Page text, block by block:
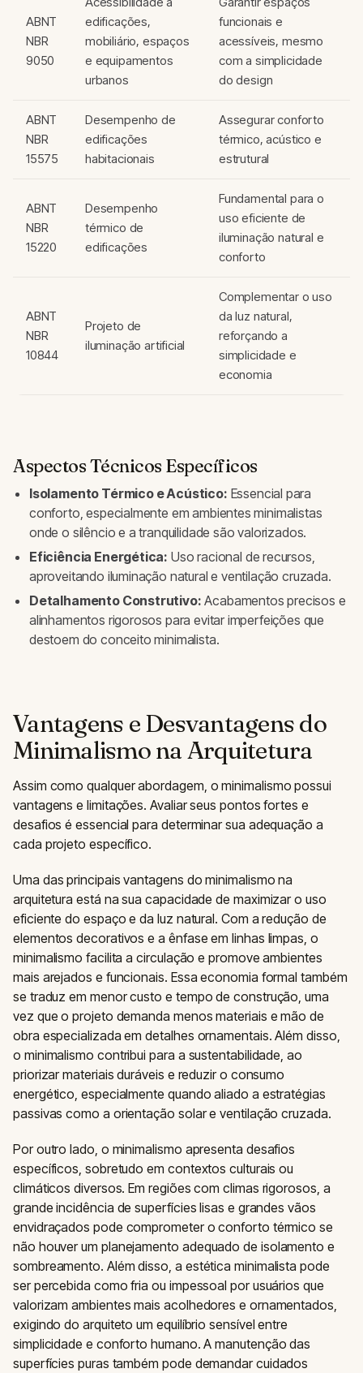
ABNT
NBR
9050
edificações,
mobiliário, espaços
e equipamentos
urbanos
funcionais e
acessíveis, mesmo
com a simplicidade
do design
ABNT
NBR
15575
Desempenho de
edificações
habitacionais
Assegurar conforto
térmico, acústico e
estrutural
ABNT
NBR
15220
Desempenho
térmico de
edificações
Fundamental para o
uso eficiente de
iluminação natural e
conforto
ABNT
NBR
10844
Projeto de
iluminação artificial
Complementar o uso
da luz natural,
reforçando a
simplicidade e
economia
Aspectos Técnicos Específicos
Isolamento Térmico e Acústico: Essencial para
conforto, especialmente em ambientes minimalistas
onde o silêncio e a tranquilidade são valorizados.
Eficiência Energética: Uso racional de recursos,
aproveitando iluminação natural e ventilação cruzada.
Detalhamento Construtivo: Acabamentos precisos e
alinhamentos rigorosos para evitar imperfeições que
destoem do conceito minimalista.
Vantagens e Desvantagens do
Minimalismo na Arquitetura
Assim como qualquer abordagem, o minimalismo possui
vantagens e limitações. Avaliar seus pontos fortes e
desafios é essencial para determinar sua adequação a
cada projeto específico.
Uma das principais vantagens do minimalismo na
arquitetura está na sua capacidade de maximizar o uso
eficiente do espaço e da luz natural. Com a redução de
elementos decorativos e a ênfase em linhas limpas, o
minimalismo facilita a circulação e promove ambientes
mais arejados e funcionais. Essa economia formal também
se traduz em menor custo e tempo de construção, uma
vez que o projeto demanda menos materiais e mão de
obra especializada em detalhes ornamentais. Além disso,
o minimalismo contribui para a sustentabilidade, ao
priorizar materiais duráveis e reduzir o consumo
energético, especialmente quando aliado a estratégias
passivas como a orientação solar e ventilação cruzada.
Por outro lado, o minimalismo apresenta desafios
específicos, sobretudo em contextos culturais ou
climáticos diversos. Em regiões com climas rigorosos, a
grande incidência de superfícies lisas e grandes vãos
envidraçados pode comprometer o conforto térmico se
não houver um planejamento adequado de isolamento e
sombreamento. Além disso, a estética minimalista pode
ser percebida como fria ou impessoal por usuários que
valorizam ambientes mais acolhedores e ornamentados,
exigindo do arquiteto um equilíbrio sensível entre
simplicidade e conforto humano. A manutenção das
superfícies puras também pode demandar cuidados